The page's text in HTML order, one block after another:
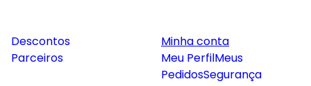
Descontos
Parceiros
Minha conta
Meu PerfilMeus
PedidosSegurança